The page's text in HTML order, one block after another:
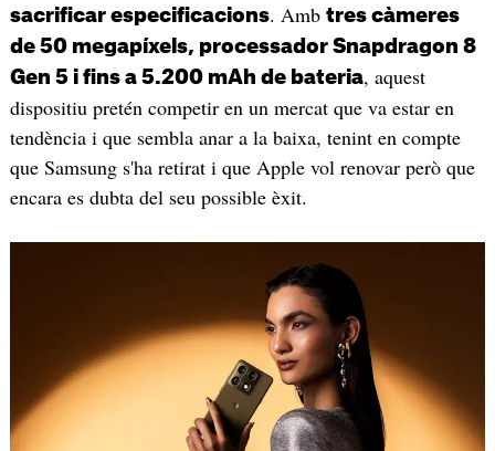
sacrificar especificacions. Amb tres càmeres
de 50 megapíxels, processador Snapdragon 8
Gen 5 i fins a 5.200 mAh de bateria, aquest
dispositiu pretén competir en un mercat que va estar en
tendència i que sembla anar a la baixa, tenint en compte
que Samsung s'ha retirat i que Apple vol renovar però que
encara es dubta del seu possible èxit.